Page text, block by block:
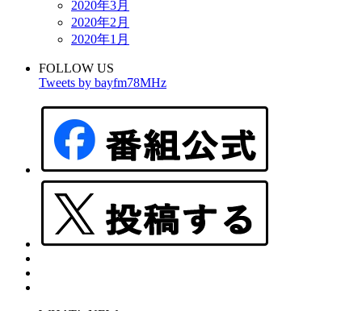
2020年3月
2020年2月
2020年1月
FOLLOW US
Tweets by bayfm78MHz